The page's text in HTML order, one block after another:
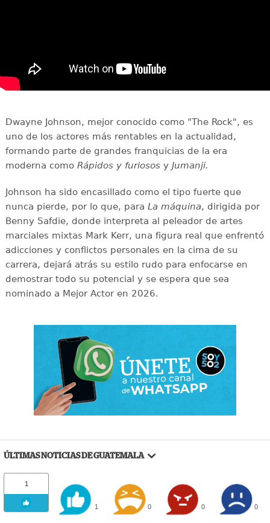
Dwayne Johnson, mejor conocido como "The Rock", es
uno de los actores más rentables en la actualidad,
formando parte de grandes franquicias de la era
moderna como Rápidos y furiosos yJumanji.
Johnson ha sido encasillado como el tipo fuerte que
nunca pierde, por lo que, para La máquina, dirigida por
Benny Safdie, donde interpreta al peleador de artes
marciales mixtas Mark Kerr, una figura real que enfrentó
adicciones y conflictos personales en la cima de su
carrera, dejará atrás su estilo rudo para enfocarse en
demostrar todo su potencial y se espera que sea
nominado a Mejor Actor en 2026.
ÚLTIMAS NOTICIAS DE GUATEMALA
1
1 0 0 0